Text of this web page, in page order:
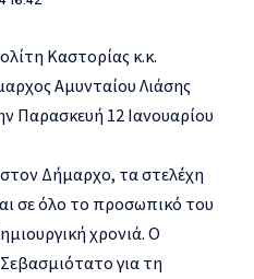
Καστορίας κ.κ.
Αμυνταίου Λιάσης
Παρασκευή 12 Ιανουαρίου
Δήμαρχο, τα στελέχη
σε όλο το προσωπικό του
χρονιά. Ο
για τη